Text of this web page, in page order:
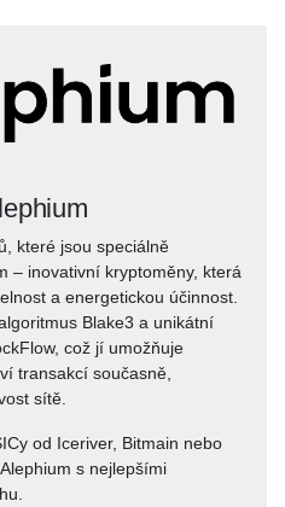
které jsou speciálně
– inovativní kryptoměny, která
a energetickou účinnost.
Blake3 a unikátní
což jí umožňuje
transakcí současně,
sítě.
od Iceriver, Bitmain nebo
s nejlepšími